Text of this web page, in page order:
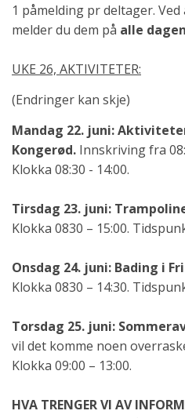
1 påmelding pr deltager.
melder du dem på alle
UKE 26, AKTIVITETER:
(Endringer kan skje)
Mandag 22. juni:
Kongerød. Innskriving fra
Klokka 08:30 - 14:00.
Tirsdag 23. juni:
Klokka 0830 – 15:00.
Onsdag 24. juni: Bading i
Klokka 0830 – 14:30.
Torsdag 25. juni:
vil det komme noen
Klokka 09:00 – 13:00.
HVA TRENGER VI AV